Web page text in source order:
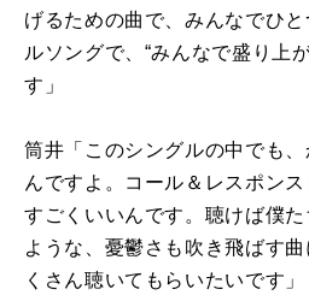
げるための曲で、みんなでひ
ルソングで、“みんなで盛り上
す」
筒井「このシングルの中でも
んですよ。コール＆レスポン
すごくいいんです。聴けば僕
ような、憂鬱さも吹き飛ばす
くさん聴いてもらいたいです」